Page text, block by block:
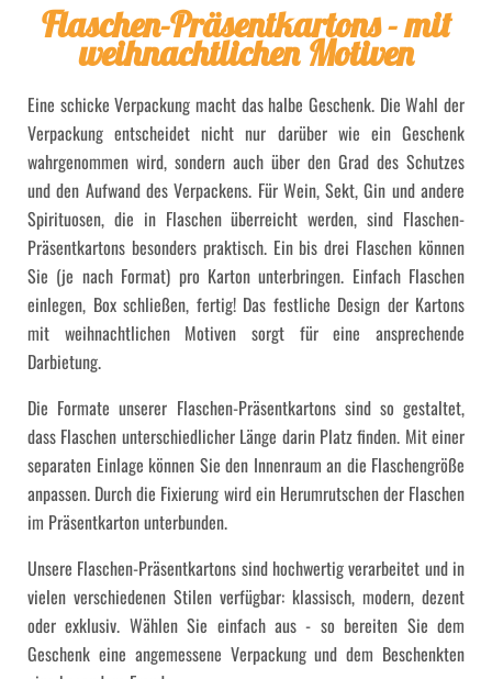
Flaschen-Präsentkartons - mit
weihnachtlichen Motiven
Eine schicke Verpackung macht das halbe Geschenk. Die Wahl der
Verpackung entscheidet nicht nur darüber wie ein Geschenk
wahrgenommen wird, sondern auch über den Grad des Schutzes
und den Aufwand des Verpackens. Für Wein, Sekt, Gin und andere
Spirituosen, die in Flaschen überreicht werden, sind Flaschen-
Präsentkartons besonders praktisch. Ein bis drei Flaschen können
Sie (je nach Format) pro Karton unterbringen. Einfach Flaschen
einlegen, Box schließen, fertig! Das festliche Design der Kartons
mit weihnachtlichen Motiven sorgt für eine ansprechende
Darbietung.
Die Formate unserer Flaschen-Präsentkartons sind so gestaltet,
dass Flaschen unterschiedlicher Länge darin Platz finden. Mit einer
separaten Einlage können Sie den Innenraum an die Flaschengröße
anpassen. Durch die Fixierung wird ein Herumrutschen der Flaschen
im Präsentkarton unterbunden.
Unsere Flaschen-Präsentkartons sind hochwertig verarbeitet und in
vielen verschiedenen Stilen verfügbar: klassisch, modern, dezent
oder exklusiv. Wählen Sie einfach aus - so bereiten Sie dem
Geschenk eine angemessene Verpackung und dem Beschenkten